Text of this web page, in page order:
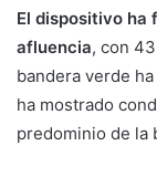
El dispositivo ha
afluencia, con
bandera verde
ha mostrado
predominio de la